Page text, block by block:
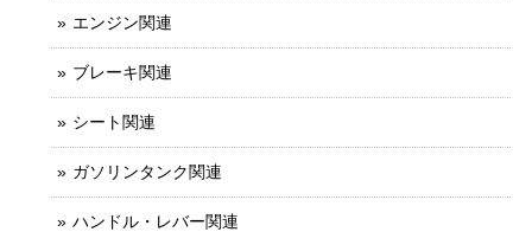
エンジン関連
ブレーキ関連
シート関連
ガソリンタンク関連
ハンドル・レバー関連